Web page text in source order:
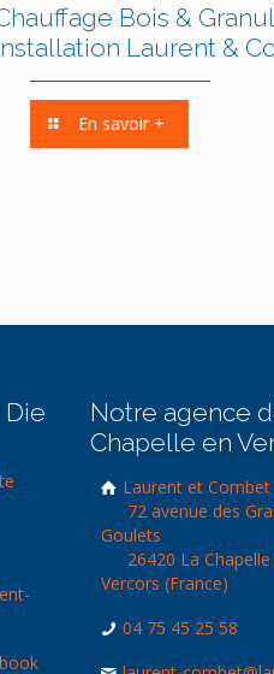
Bois &
Laurent &
En savoir +
Notre agence
Chapelle en
Laurent et Combet
72 avenue des
Goulets
26420 La Chapelle
Vercors (France)
04 75 45 25 58